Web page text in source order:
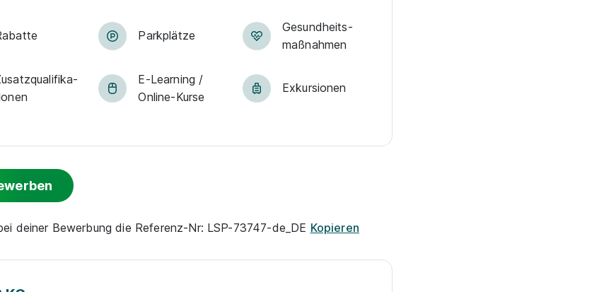
Park­plätze
Ge­sund­heits­
maß­nah­men
E-Lear­ning /
On­line-Kur­se
Exkur­sionen
deiner Bewerbung die Referenz-Nr: LSP-73747-de_DE Kopieren